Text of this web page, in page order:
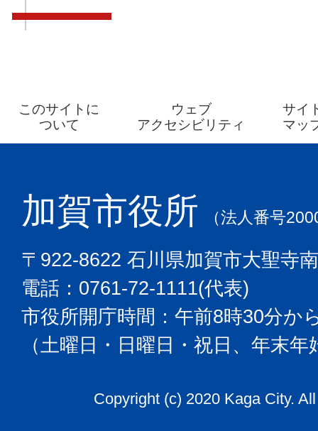
このサイトに
ついて
ウェブ
アクセシビリティ
サイ
マッ
加賀市役所 （法人番号
〒922-8622 石川県加賀市大聖寺
電話：0761-72-1111(代表)
市役所開庁時間：午前8時30分か
（土曜日・日曜日・祝日、年末
Copyright (c) 2020 Kaga City.